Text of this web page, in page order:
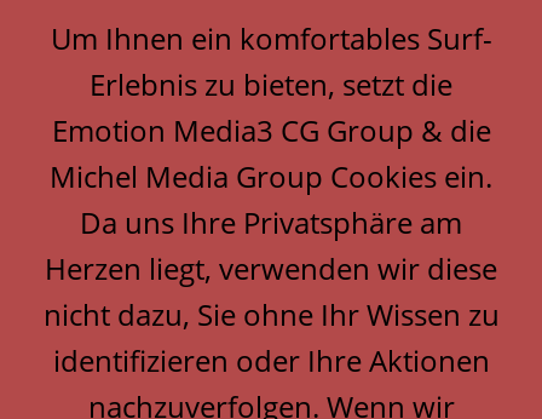
Michel Media Group
Klaus Michel
Max-Michallek-Str. 1
44309 Dortmund
TELEFON:
+49 (0) 162 - 1300795
© 2026 Michel Media Group
Klaus Michel&
Emotion-Media3 Consulting Group .
Um Ihnen ein komfortables Surf-
Erlebnis zu bieten, setzt die
Emotion Media3 CG Group & die
Michel Media Group Cookies ein.
Da uns Ihre Privatsphäre am
Herzen liegt, verwenden wir diese
nicht dazu, Sie ohne Ihr Wissen zu
identifizieren oder Ihre Aktionen
nachzuverfolgen. Wenn wir